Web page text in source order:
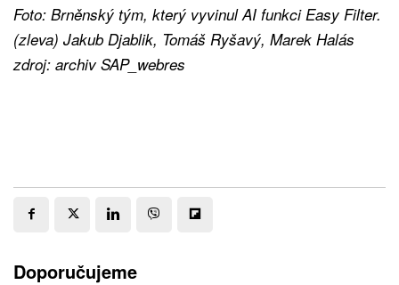
Foto: Brněnský tým, který vyvinul AI funkci Easy Filter.
(zleva) Jakub Djablik, Tomáš Ryšavý, Marek Halás
zdroj: archiv SAP_webres
Doporučujeme